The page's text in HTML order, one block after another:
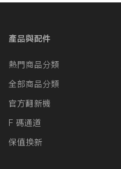
產品與配件
熱門商品分類
全部商品分類
官方翻新機
F 碼通道
保值換新